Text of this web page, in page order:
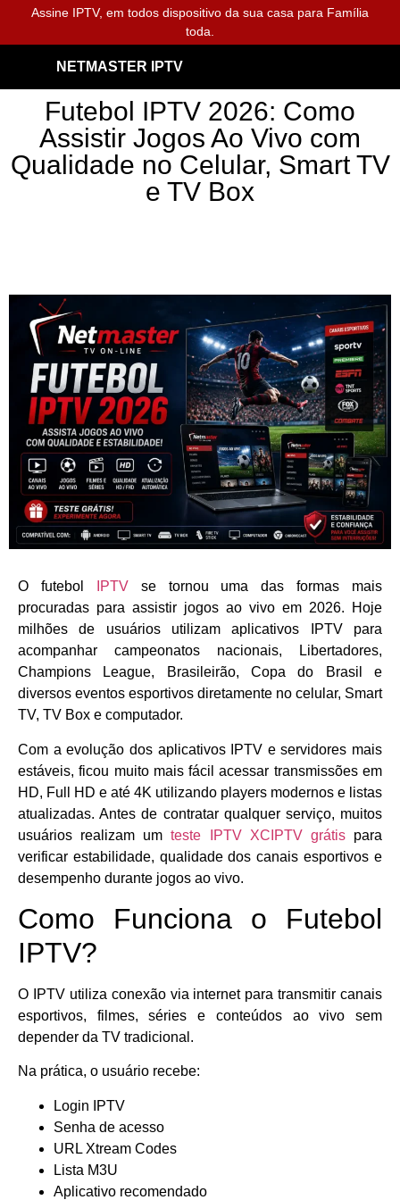
Assine IPTV, em todos dispositivo da sua casa para Família
toda.
NETMASTER IPTV
Futebol IPTV 2026: Como
Assistir Jogos Ao Vivo com
Qualidade no Celular, Smart TV
e TV Box
O futebol IPTVse tornou uma das formas mais
procuradas para assistir jogos ao vivo em 2026. Hoje
milhões de usuários utilizam aplicativos IPTV para
acompanhar campeonatos nacionais, Libertadores,
Champions League, Brasileirão, Copa do Brasil e
diversos eventos esportivos diretamente no celular, Smart
TV, TV Box e computador.
Com a evolução dos aplicativos IPTV e servidores mais
estáveis, ficou muito mais fácil acessar transmissões em
HD, Full HD e até 4K utilizando players modernos e listas
atualizadas. Antes de contratar qualquer serviço, muitos
usuários realizam umteste IPTV XCIPTV grátispara
verificar estabilidade, qualidade dos canais esportivos e
desempenho durante jogos ao vivo.
Como Funciona o Futebol
IPTV?
O IPTV utiliza conexão via internet para transmitir canais
esportivos, filmes, séries e conteúdos ao vivo sem
depender da TV tradicional.
Na prática, o usuário recebe:
Login IPTV
Senha de acesso
URL Xtream Codes
Lista M3U
Aplicativo recomendado